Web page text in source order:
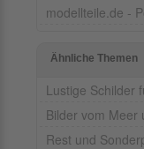
modellteile.de -
Ähnliche Themen
Lustige Schilder
Bilder vom Meer
Rest und